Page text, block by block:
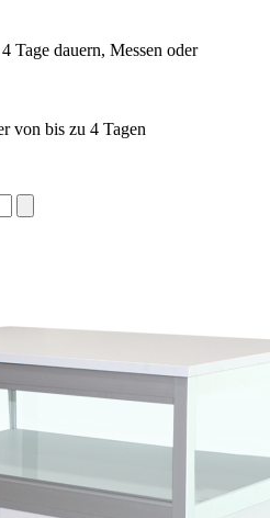
Tage dauern, Messen oder
von bis zu 4 Tagen